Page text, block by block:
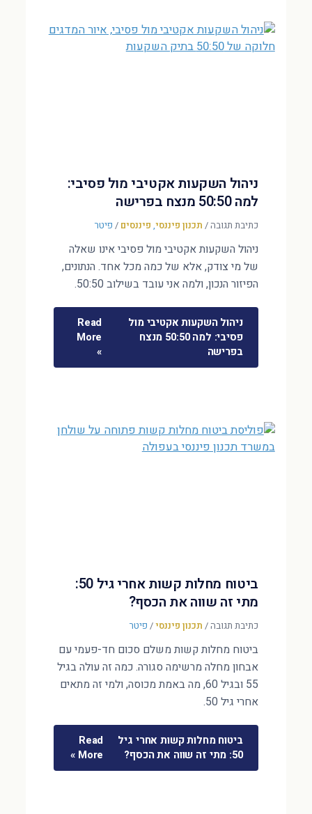
ניהול השקעות אקטיבי מול פסיבי:
למה 50:50 מנצח בפרישה
כתיבת תגובה/ תכנון פיננסי, פיננסים / פיטר
ניהול השקעות אקטיבי מול פסיבי אינו שאלה
של מי צודק, אלא של כמה מכל אחד. הנתונים,
הפיזור הנכון, ולמה אני עובד בשילוב 50:50.
ניהול השקעות אקטיבי מול
פסיבי: למה 50:50 מנצח
בפרישה
Read
More
»
ביטוח מחלות קשות אחרי גיל 50:
מתי זה שווה את הכסף?
כתיבת תגובה/ תכנון פיננסי/ פיטר
ביטוח מחלות קשות משלם סכום חד-פעמי עם
אבחון מחלה מרשימה סגורה. כמה זה עולה בגיל
55 ובגיל 60, מה באמת מכוסה, ולמי זה מתאים
אחרי גיל 50.
ביטוח מחלות קשות אחרי גיל
50: מתי זה שווה את הכסף?
Read
More »